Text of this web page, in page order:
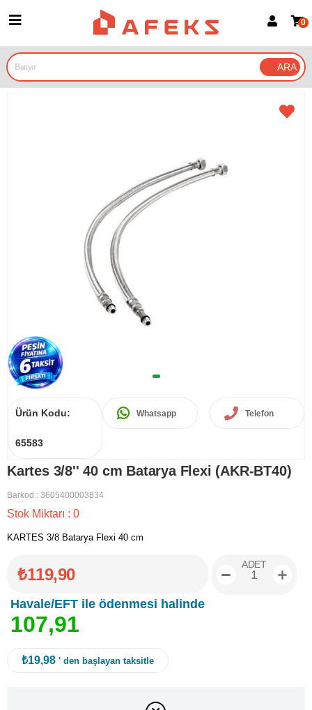
Google İle Bağlan
0
Ürün Kodu:
65583
Whatsapp Telefon
Kartes 3/8'' 40 cm Batarya Flexi (AKR-BT40)
Barkod : 3605400003834
Stok Miktarı : 0
KARTES 3/8 Batarya Flexi 40 cm
₺119,90
Havale/EFT ile ödenmesi halinde
107,91
ADET
₺19,98 ' den başlayan taksitle